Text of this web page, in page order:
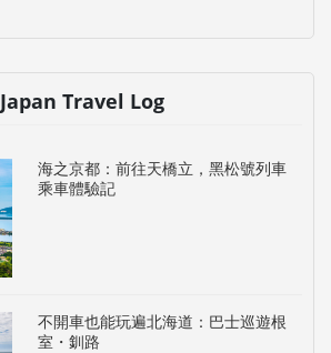
Japan Travel Log
海之京都：前往天橋立，黑松號列車
乘車體驗記
不開車也能玩遍北海道：巴士巡遊根
室・釧路